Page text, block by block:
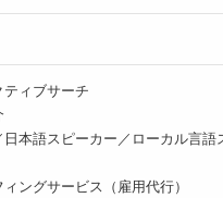
ティブサーチ
日本語スピーカー／ローカル言
ングサービス（雇用代行）